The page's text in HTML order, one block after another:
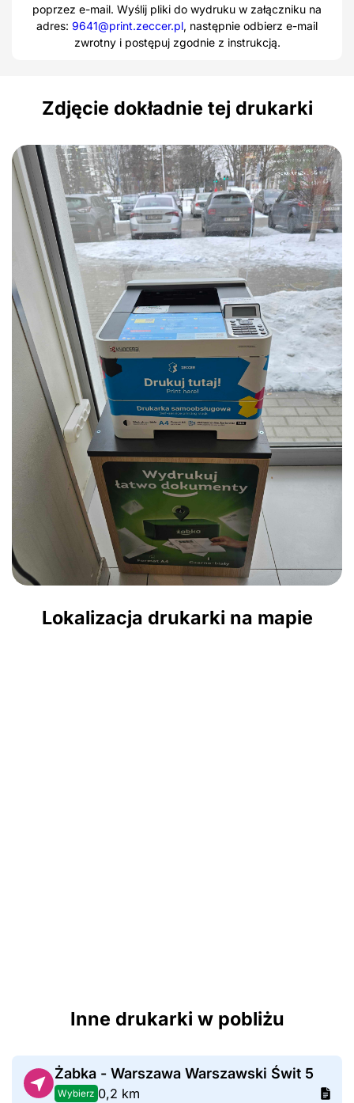
poprzez e-mail. Wyślij pliki do wydruku w załączniku na
adres: 9641@print.zeccer.pl, następnie odbierz e-mail
zwrotny i postępuj zgodnie z instrukcją.
Zdjęcie dokładnie tej drukarki
Lokalizacja drukarki na mapie
Inne drukarki w pobliżu
Żabka - Warszawa Warszawski Świt 5
Wybierz 0,2 km